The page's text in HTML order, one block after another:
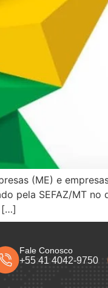
(ME) e
pela SEFAZ/MT
[…]
Fale Conosco
+55 41 4042-9750